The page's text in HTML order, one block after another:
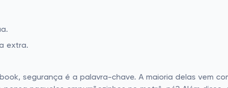
extra.
segurança é a palavra-chave. A maioria delas vem